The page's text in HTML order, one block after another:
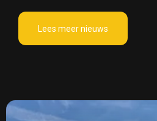
Lees meer nieuws